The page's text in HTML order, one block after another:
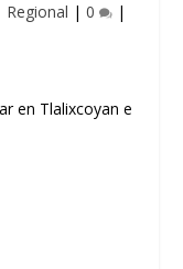
Regional | 0 |